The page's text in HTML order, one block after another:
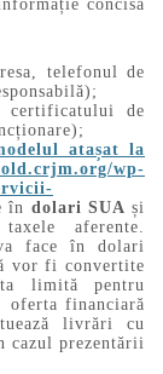
concisă
telefonul de
certificatului de
atașat la
wp-
în dolari SUA și
aferente.
face în dolari
vor fi convertite
limită pentru
oferta financiară
livrări cu
cazul prezentării